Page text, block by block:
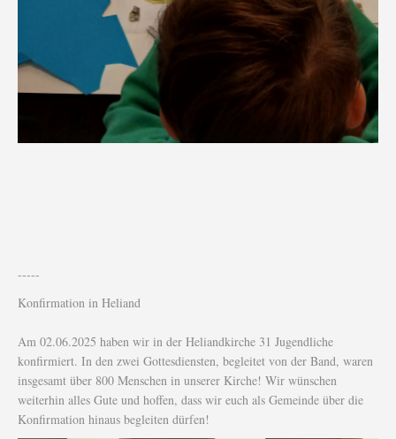
-----
Konfirmation in Heliand
Am 02.06.2025 haben wir in der Heliandkirche 31 Jugendliche
konfirmiert. In den zwei Gottesdiensten, begleitet von der Band, waren
insgesamt über 800 Menschen in unserer Kirche! Wir wünschen
weiterhin alles Gute und hoffen, dass wir euch als Gemeinde über die
Konfirmation hinaus begleiten dürfen!